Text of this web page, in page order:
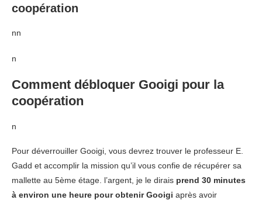
coopération
nn
n
Comment débloquer Gooigi pour la
coopération
n
Pour déverrouiller Gooigi, vous devrez trouver le professeur E.
Gadd et accomplir la mission qu’il vous confie de récupérer sa
mallette au 5ème étage. l’argent, je le dirais prend 30 minutes
à environ une heure pour obtenir Gooigi après avoir